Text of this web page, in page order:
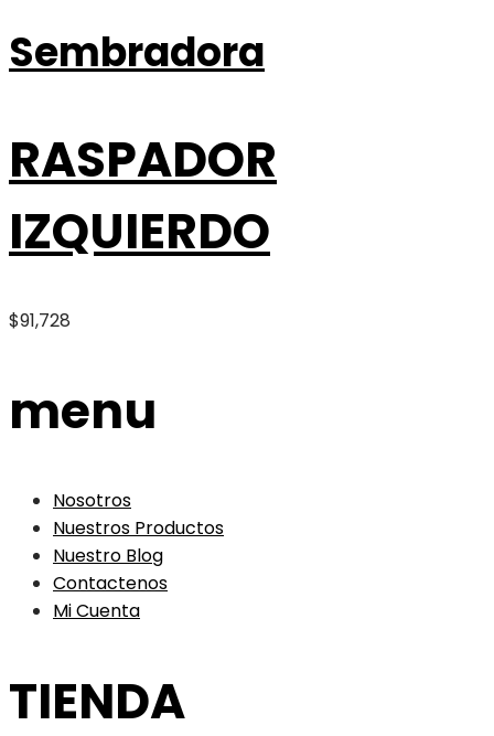
Sembradora
RASPADOR
IZQUIERDO
$91,728
menu
Nosotros
Nuestros Productos
Nuestro Blog
Contactenos
Mi Cuenta
TIENDA